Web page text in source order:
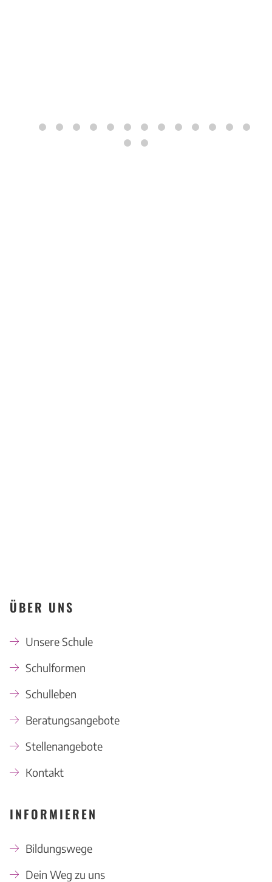
ÜBER UNS
Unsere Schule
Schulformen
Schulleben
Beratungsangebote
Stellenangebote
Kontakt
INFORMIEREN
Bildungswege
Dein Weg zu uns